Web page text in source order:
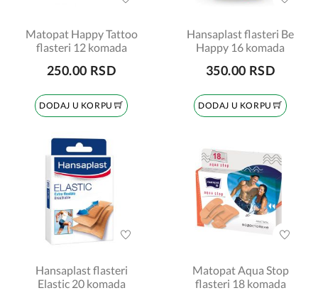
Matopat Happy Tattoo
flasteri 12 komada
250.00 RSD
DODAJ U KORPU
Hansaplast flasteri Be
Happy 16 komada
350.00 RSD
DODAJ U KORPU
Hansaplast flasteri
Elastic 20 komada
Matopat Aqua Stop
flasteri 18 komada